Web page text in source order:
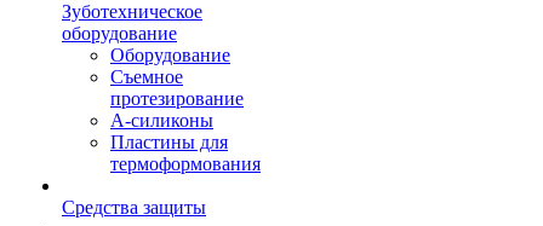
Зуботехническое
оборудование
Оборудование
Съемное
протезирование
А-силиконы
Пластины для
термоформования
Средства защиты